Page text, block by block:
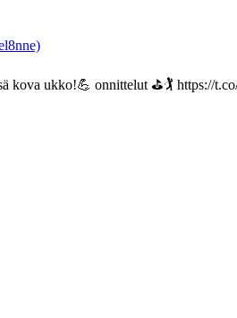
kova ukko!💪 onnittelut ⛳️🏌 https://